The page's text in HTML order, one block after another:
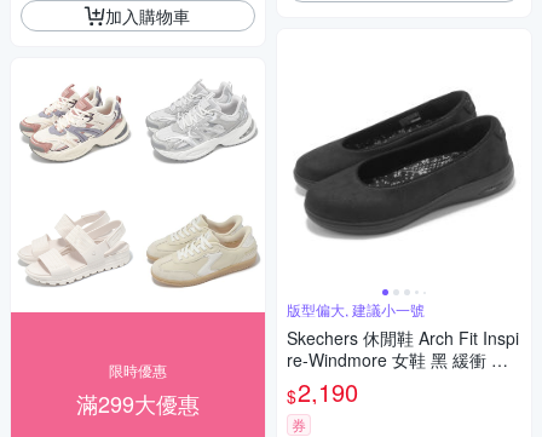
加入購物車
限時優惠
滿299大優惠
版型偏大, 建議小一號
Skechers 休閒鞋 Arch Fit Inspi
re-Windmore 女鞋 黑 緩衝 懶
人鞋 138901BBK
$2,190
券